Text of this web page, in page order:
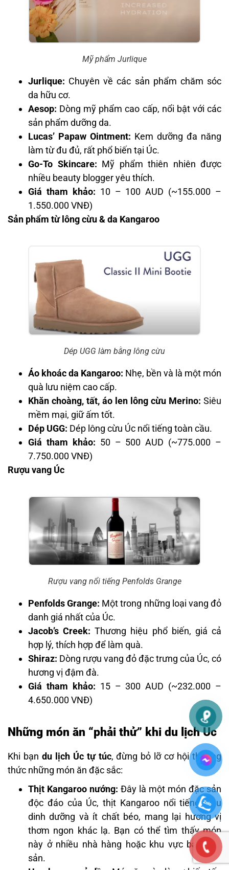
Mỹ phẩm Jurlique
Jurlique: Chuyên về các sản phẩm chăm sóc
da hữu cơ.
Aesop: Dòng mỹ phẩm cao cấp, nổi bật với các
sản phẩm dưỡng da.
Lucas’ Papaw Ointment: Kem dưỡng đa năng
làm từ đu đủ, rất phổ biến tại Úc.
Go-To Skincare: Mỹ phẩm thiên nhiên được
nhiều beauty blogger yêu thích.
Giá tham khảo: 10 – 100 AUD (~155.000 –
1.550.000 VNĐ)
Sản phẩm từ lông cừu & da Kangaroo
Dép UGG làm bằng lông cừu
Áo khoác da Kangaroo: Nhẹ, bền và là một món
quà lưu niệm cao cấp.
Khăn choàng, tất, áo len lông cừu Merino: Siêu
mềm mại, giữ ấm tốt.
Dép UGG: Dép lông cừu Úc nổi tiếng toàn cầu.
Giá tham khảo: 50 – 500 AUD (~775.000 –
7.750.000 VNĐ)
Rượu vang Úc
Rượu vang nổi tiếng Penfolds Grange
Penfolds Grange: Một trong những loại vang đỏ
danh giá nhất của Úc.
Jacob’s Creek: Thương hiệu phổ biến, giá cả
hợp lý, thích hợp để làm quà.
Shiraz: Dòng rượu vang đỏ đặc trưng của Úc, có
hương vị đậm đà.
Giá tham khảo: 15 – 300 AUD (~232.000 –
4.650.000 VNĐ)
Những món ăn “phải thử” khi du lịch Úc
Khi bạn du lịch Úc tự túc, đừng bỏ lỡ cơ hội thưởng
thức những món ăn đặc sắc:
Thịt Kangaroo nướng: Đây là một món đặc sản
độc đáo của Úc, thịt Kangaroo nổi tiếng giàu
dinh dưỡng và ít chất béo, mang lại hương vị
thơm ngon khác lạ. Bạn có thể tìm thấy món
này ở nhiều nhà hàng hoặc khu vực bán đặc
sản.